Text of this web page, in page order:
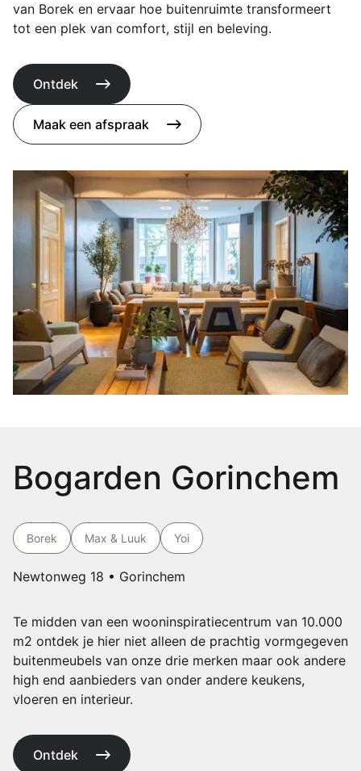
van Borek en ervaar hoe buitenruimte transformeert
tot een plek van comfort, stijl en beleving.
Ontdek
Maak een afspraak
Bogarden Gorinchem
Borek Max & Luuk Yoi
Newtonweg 18 • Gorinchem
Te midden van een wooninspiratiecentrum van 10.000
m2 ontdek je hier niet alleen de prachtig vormgegeven
buitenmeubels van onze drie merken maar ook andere
high end aanbieders van onder andere keukens,
vloeren en interieur.
Ontdek